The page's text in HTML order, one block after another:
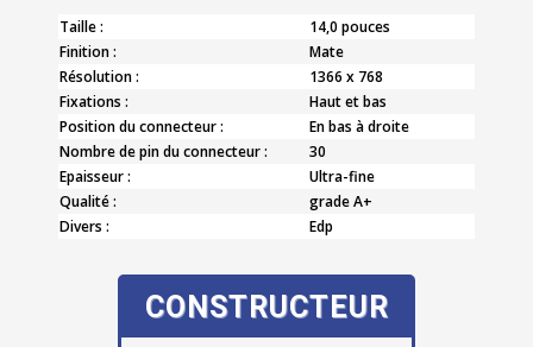
Taille :
14,0 pouces
Finition :
Mate
Résolution :
1366 x 768
Fixations :
Haut et bas
Position du connecteur :
En bas à droite
Nombre de pin du connecteur :
30
Epaisseur :
Ultra-fine
Qualité :
grade A+
Divers :
Edp
CONSTRUCTEUR